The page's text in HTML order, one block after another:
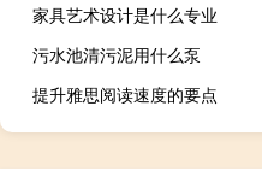
家具艺术设计是什么专业
污水池清污泥用什么泵
提升雅思阅读速度的要点